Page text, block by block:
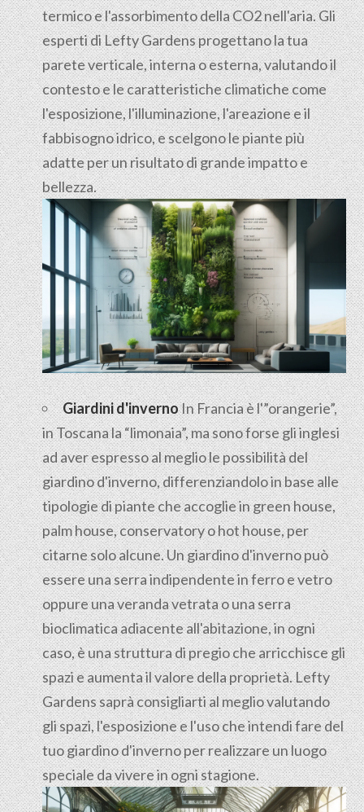
termico e l'assorbimento della CO2 nell'aria. Gli
esperti di Lefty Gardens progettano la tua
parete verticale, interna o esterna, valutando il
contesto e le caratteristiche climatiche come
l'esposizione, l'illuminazione, l'areazione e il
fabbisogno idrico, e scelgono le piante più
adatte per un risultato di grande impatto e
bellezza.
Giardini d'invernoIn Francia è l'”orangerie”,
in Toscana la “limonaia”, ma sono forse gli inglesi
ad aver espresso al meglio le possibilità del
giardino d'inverno, differenziandolo in base alle
tipologie di piante che accoglie in green house,
palm house, conservatory o hot house, per
citarne solo alcune. Un giardino d'inverno può
essere una serra indipendente in ferro e vetro
oppure una veranda vetrata o una serra
bioclimatica adiacente all'abitazione, in ogni
caso, è una struttura di pregio che arricchisce gli
spazi e aumenta il valore della proprietà. Lefty
Gardens saprà consigliarti al meglio valutando
gli spazi, l'esposizione e l'uso che intendi fare del
tuo giardino d'inverno per realizzare un luogo
speciale da vivere in ogni stagione.